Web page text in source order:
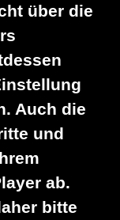
über die
Auch die
und
ab.
bitte